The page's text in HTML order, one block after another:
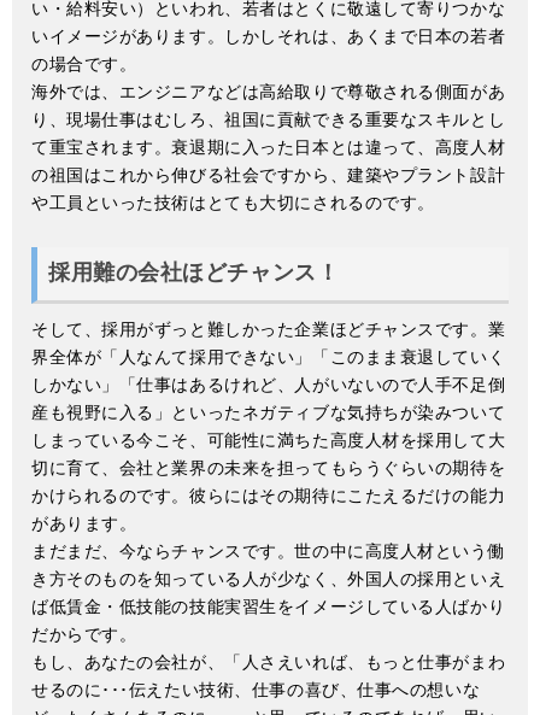
い・給料安い）といわれ、若者はとくに敬遠して寄りつかな
いイメージがあります。しかしそれは、あくまで日本の若者
の場合です。
海外では、エンジニアなどは高給取りで尊敬される側面があ
り、現場仕事はむしろ、祖国に貢献できる重要なスキルとし
て重宝されます。衰退期に入った日本とは違って、高度人材
の祖国はこれから伸びる社会ですから、建築やプラント設計
や工員といった技術はとても大切にされるのです。
採用難の会社ほどチャンス！
そして、採用がずっと難しかった企業ほどチャンスです。業
界全体が「人なんて採用できない」「このまま衰退していく
しかない」「仕事はあるけれど、人がいないので人手不足倒
産も視野に入る」といったネガティブな気持ちが染みついて
しまっている今こそ、可能性に満ちた高度人材を採用して大
切に育て、会社と業界の未来を担ってもらうぐらいの期待を
かけられるのです。彼らにはその期待にこたえるだけの能力
があります。
まだまだ、今ならチャンスです。世の中に高度人材という働
き方そのものを知っている人が少なく、外国人の採用といえ
ば低賃金・低技能の技能実習生をイメージしている人ばかり
だからです。
もし、あなたの会社が、「人さえいれば、もっと仕事がまわ
せるのに･･･伝えたい技術、仕事の喜び、仕事への想いな